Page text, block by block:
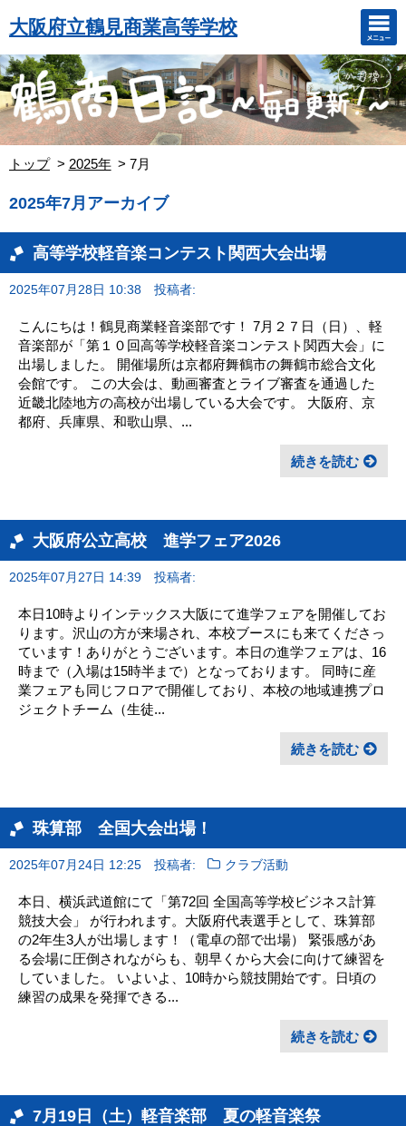
大阪府立鶴見商業高等学校
トップ 2025年 7月
2025年7月アーカイブ
高等学校軽音楽コンテスト関西大会出場
2025年07月28日 10:38 投稿者:
こんにちは！鶴見商業軽音楽部です！ 7月２７日（日）、軽
音楽部が「第１０回高等学校軽音楽コンテスト関西大会」に
出場しました。 開催場所は京都府舞鶴市の舞鶴市総合文化
会館です。 この大会は、動画審査とライブ審査を通過した
近畿北陸地方の高校が出場している大会です。 大阪府、京
都府、兵庫県、和歌山県、...
続きを読む
大阪府公立高校 進学フェア2026
2025年07月27日 14:39 投稿者:
本日10時よりインテックス大阪にて進学フェアを開催してお
ります。沢山の方が来場され、本校ブースにも来てくださっ
ています！ありがとうございます。本日の進学フェアは、16
時まで（入場は15時半まで）となっております。 同時に産
業フェアも同じフロアで開催しており、本校の地域連携プロ
ジェクトチーム（生徒...
続きを読む
珠算部 全国大会出場！
2025年07月24日 12:25 投稿者: クラブ活動
本日、横浜武道館にて「第72回 全国高等学校ビジネス計算
競技大会」 が行われます。大阪府代表選手として、珠算部
の2年生3人が出場します！（電卓の部で出場） 緊張感があ
る会場に圧倒されながらも、朝早くから大会に向けて練習を
していました。 いよいよ、10時から競技開始です。日頃の
練習の成果を発揮できる...
続きを読む
7月19日（土）軽音楽部 夏の軽音楽祭